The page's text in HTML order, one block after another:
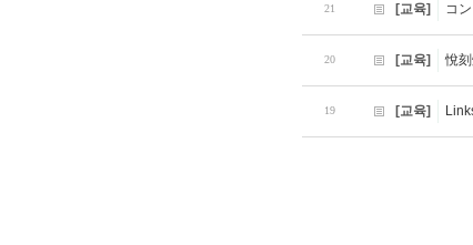
21 [교육] コ
20 [교육] 悅
19 [교육]